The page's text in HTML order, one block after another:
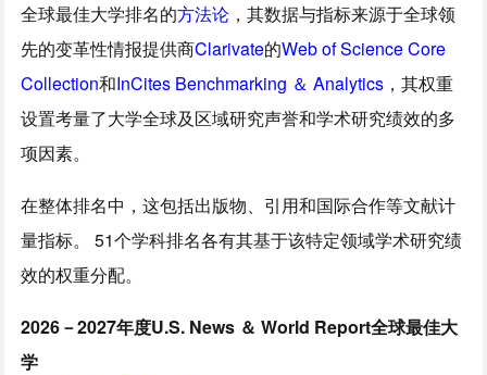
全球最佳大学排名的方法论 ，其数据与指标来源于全球领
先的变革性情报提供商Clarivate的Web of Science Core
Collection和InCites Benchmarking ＆ Analytics ，其权重
设置考量了大学全球及区域研究声誉和学术研究绩效的多
项因素。
在整体排名中，这包括出版物、引用和国际合作等文献计
量指标。 51个学科排名各有其基于该特定领域学术研究绩
效的权重分配。
2026－2027年度U.S. News ＆ World Report全球最佳大
学